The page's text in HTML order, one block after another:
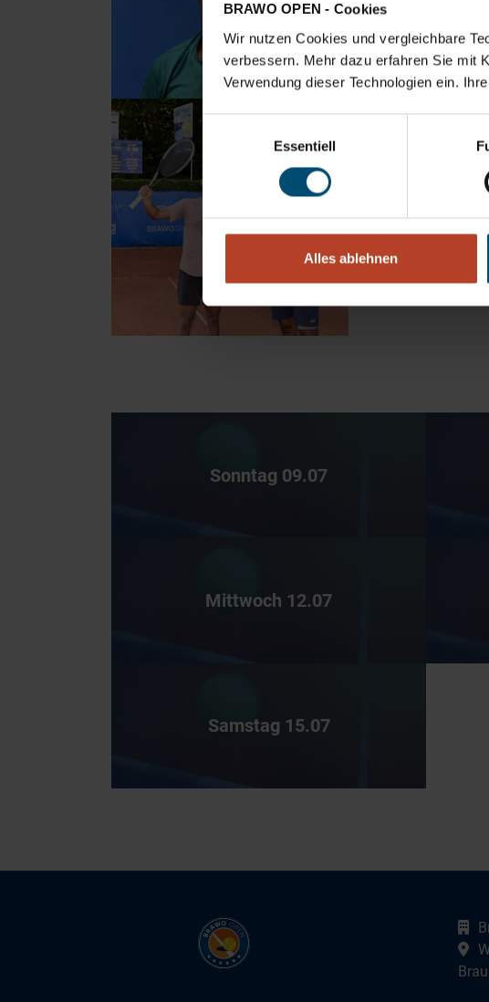
BRAWO OPEN - Cookies
Wir nutzen Cookies und vergleichbare
verbessern. Mehr dazu erfahren Sie mit
Verwendung dieser Technologien ein.
Essentiell
Alles ablehnen
Sonntag 09.07
Mittwoch 12.07
Samstag 15.07